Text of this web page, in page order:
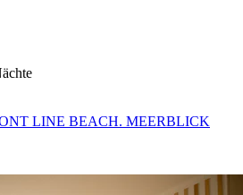
LINE BEACH. MEERBLICK